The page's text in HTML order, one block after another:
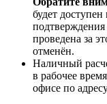
будет
подтверждения
проведена за
отменён.
Наличный
в рабочее
офисе по